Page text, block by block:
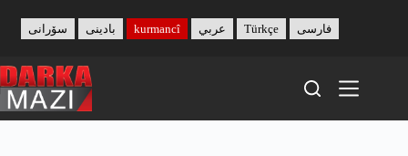
content
بادینی سۆرانی kurmancî عربي Türkçe فارسی